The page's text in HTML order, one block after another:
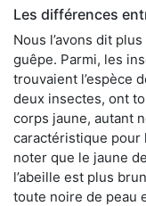
Les différences
Nous l’avons dit
guêpe. Parmi, les
trouvaient l’espèce
deux insectes, ont
corps jaune, autant
caractéristique pour
noter que le jaune
l’abeille est plus
toute noire de peau